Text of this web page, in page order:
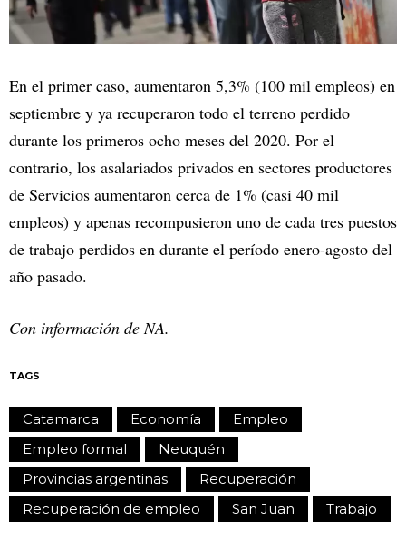
En el primer caso, aumentaron 5,3% (100 mil empleos) en
septiembre y ya recuperaron todo el terreno perdido
durante los primeros ocho meses del 2020. Por el
contrario, los asalariados privados en sectores productores
de Servicios aumentaron cerca de 1% (casi 40 mil
empleos) y apenas recompusieron uno de cada tres puestos
de trabajo perdidos en durante el período enero-agosto del
año pasado.
Con información de NA.
TAGS
Catamarca Economía
Empleo
Empleo formal
Neuquén
Provincias argentinas
Recuperación
Recuperación de empleo
San Juan Trabajo